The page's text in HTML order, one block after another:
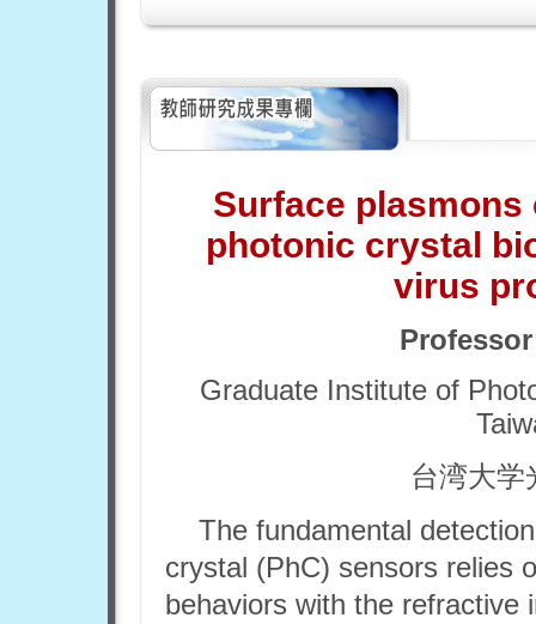
Surface
photonic crystal
virus
Graduate Institute of
台湾大学
The fundamental
crystal (PhC) sensors relies
behaviors with the refractive